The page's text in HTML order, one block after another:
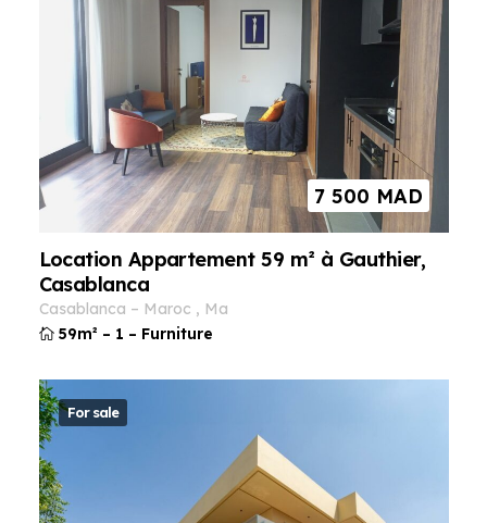
7 500 MAD
Location Appartement 59 m² à Gauthier,
Casablanca
casablanca – maroc ,
ma
59m² – 1 – Furniture
For sale